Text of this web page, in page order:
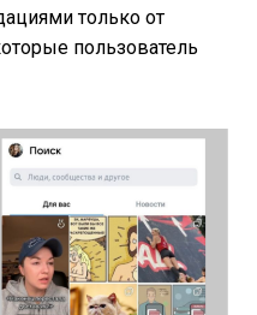
только от
пользователь